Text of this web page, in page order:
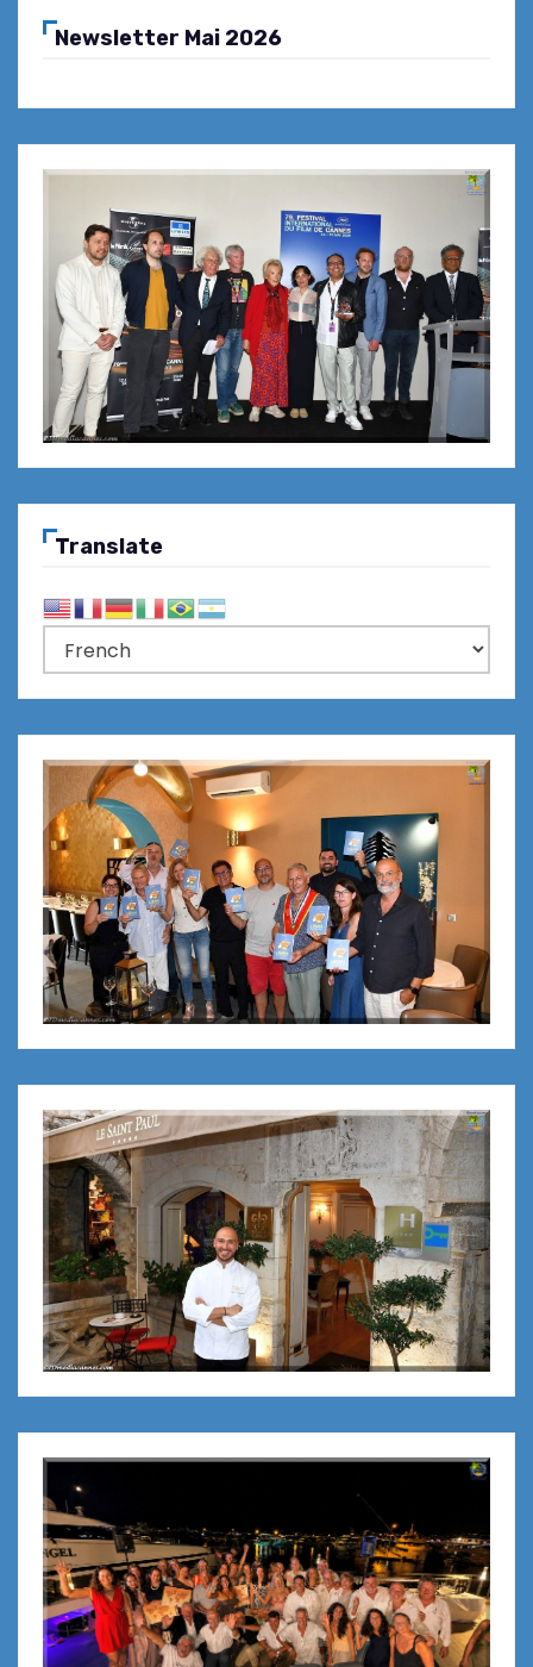
Newsletter Mai 2026
Translate